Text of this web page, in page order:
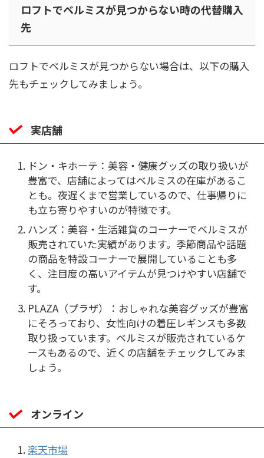
ロフトでベルミスが見つからない時の代替購入
先
ロフトでベルミスが見つからない場合は、以下の購入
先もチェックしてみましょう。
実店舗
ドン・キホーテ：美容・健康グッズの取り扱いが
豊富で、店舗によってはベルミスの在庫があるこ
とも。夜遅くまで営業しているので、仕事帰りに
も立ち寄りやすいのが特徴です。
ハンズ：美容・生活雑貨のコーナーでベルミスが
販売されていた実績があります。季節商品や話題
の商品を特設コーナーで展開していることも多
く、注目度の高いアイテムが見つけやすい店舗で
す。
PLAZA（プラザ）：おしゃれな美容グッズが豊富
にそろっており、女性向けの着圧レギンスも多数
取り扱っています。ベルミスが販売されているケ
ースもあるので、近くの店舗をチェックしてみま
しょう。
オンライン
楽天市場